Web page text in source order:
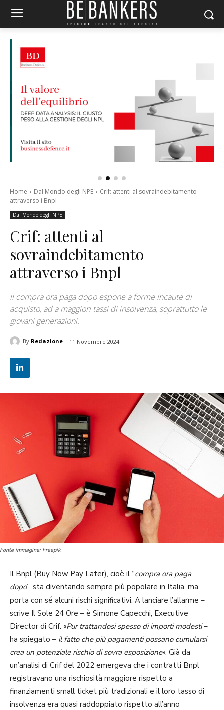
Home Dal Mondo degli NPE
Crif: attenti al sovraindebitamento
attraverso i Bnpl
Dal Mondo degli NPE
Crif: attenti al
sovraindebitamento
attraverso i Bnpl
ll compra ora paga dopo espone a forme incaute di
acquisto, ad a maggiori tassi di insolvenza, soprattutto le
giovani generazioni.
By Redazione 11 Novembre 2024
Fonte immagine: Freepik
Il Bnpl (Buy Now Pay Later), cioè il “compra ora paga
dopo”, sta diventando sempre più popolare in Italia, ma
porta con sé alcuni rischi significativi. A lanciare l’allarme –
scrive Il Sole 24 Ore – è Simone Capecchi, Executive
Director di Crif. «Pur trattandosi spesso di importi modesti–
ha spiegato – il fatto che più pagamenti possano cumularsi
crea un potenziale rischio di sovra esposizione». Già da
un’analisi di Crif del 2022 emergeva che i contratti Bnpl
registravano una rischiosità maggiore rispetto a
finanziamenti small ticket più tradizionali e il loro tasso di
insolvenza era quasi raddoppiato rispetto all’anno